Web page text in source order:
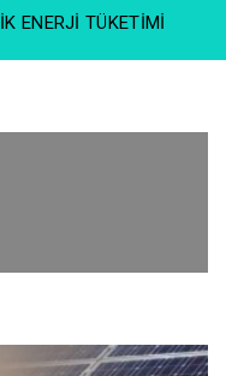
ENERJI TÜKETIMI